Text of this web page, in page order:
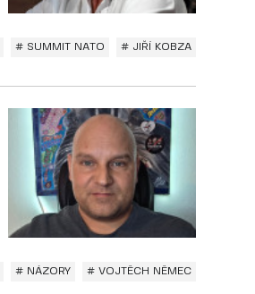
# SUMMIT NATO # JIŘÍ KOBZA
# NÁZORY # VOJTĚCH NĚMEC